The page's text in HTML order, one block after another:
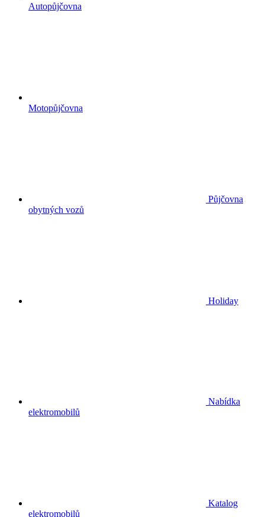
Autopůjčovna
Motopůjčovna
Půjčovna
obytných vozů
Holiday
Nabídka
elektromobilů
Katalog
elektromobilů